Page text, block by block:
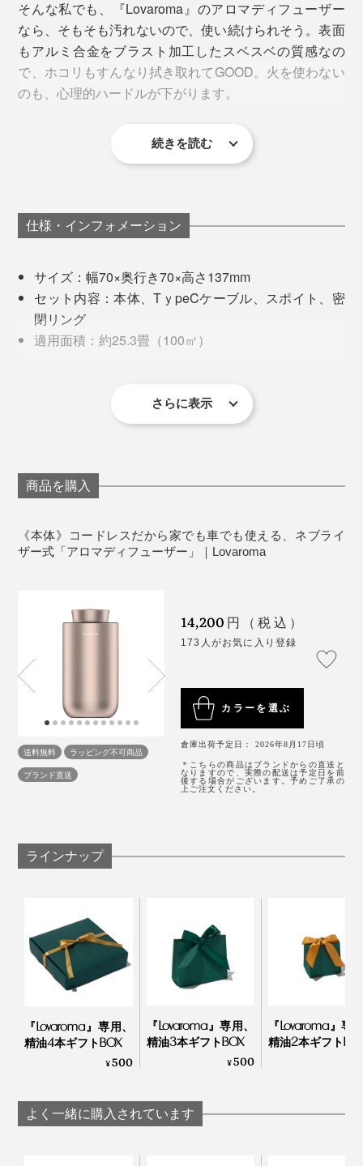
モード」。最大約25.3畳（100㎥）の広さで使えます。
タイマーは、1時間／2時間／4時間の3種類。タイマー
ボタンをそれぞれ1回／2回／3回タップして選べばセッ
ト完了。必ずどれかを選ぶ設定になっているので、消し
セット内容は、本体（空のオイルボトル付き）、スポイト、TypeCケーブル
した場合、10mlボトルで約１ヶ月ですが、実際は短時間
でしっかり香るので、意外に長持ち。
使うアロマオイルは、基本的に好みのものでOKです
的にお手入れしてください。香りが弱くなったなと感じ
たら、目詰まりしているサインです。
作動音は40db（デシベル）と、「図書館レベル」のさ
さやかさ。シーンとした寝室では、気になることもある
かもしれませんが、普段のシチュエーションではほとん
ど気にならないと思います。
充電は付属のTypeCケーブルを使い、フル充電で最大57
たったのこれだけ。こすったり、洗い流したり、道具を
使う必要もなく、あっという間に完了です。
アルコールは、「無水エタノール」または「消毒用エタ
ノール（無香料・添加物なし）」を使用してください。
お手入れの面倒がほとんどないから、アロマ初心者、多
忙なビジネスマン、面倒くさがりのズボラさん、誰でも
男女問わず手軽に楽しめるので、引越しや結婚祝い、誕
そんな私でも、『Lovaroma』のアロマディフューザー
なら、そもそも汚れないので、使い続けられそう。表面
もアルミ合金をブラスト加工したスベスベの質感なの
で、ホコリもすんなり拭き取れてGOOD。火を使わない
のも、心理的ハードルが下がります。
ほぼ在宅ワークなので、オンオフ切り替えの難しさを感
じていますが、今回、本品を使ってみて、アロマが気分
続きを読む
仕様・インフォメーション
サイズ：幅70×奥行き70×高さ137mm
セット内容：本体、TｙpeCケーブル、スポイト、密
閉リング
適用面積：約25.3畳（100㎥）
タイマー：1時間／2時間／4時間
定格電力：2W
保証：1年間
＜使用上の注意＞
りやすいため、定期的にお手入れしてください。
過負荷のコンセント、破損した電源ケーブルやアダ
プターを使用しないでください。
動作している時、またはオイルを入れている時は、
逆さまにしないでください。
半年に１度を目安に、また、香りが弱くなったと感
じた場合やオイルの香りを変える際には、以下の洗
浄方法でお手入れを行なってください。
ール）をボトルに注ぐ。
2. 本体に取り付け、約10分間作動させる
※換気された場所で洗浄をしてください。
さらに表示
商品を購入
《本体》コードレスだから家でも車でも使える、ネブライ
ザー式「アロマディフューザー」｜Lovaroma
送料無料
ラッピング不可商品
ブランド直送
14,200 円（税込）
173人がお気に入り登録
カラーを選ぶ
倉庫出荷予定日： 2026年8月17日頃
＊こちらの商品はブランドからの直送と
なりますので、実際の配送は予定日を前
後する場合がございます。予めご了承の
上ご注文ください。
ラインナップ
『Lovaroma』専用、
精油4本ギフトBOX
¥500
『Lovaroma』専用、
精油3本ギフトBOX
¥500
『Lovaroma』専
精油2本ギフト
よく一緒に購入されています